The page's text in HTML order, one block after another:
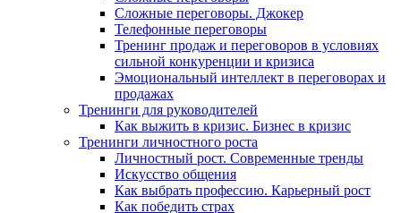
Сложные переговоры. Джокер
Телефонные переговоры
Тренинг продаж и переговоров в условиях
сильной конкуренции и кризиса
Эмоциональный интеллект в переговорах и
продажах
Тренинги для руководителей
Как выжить в кризис. Бизнес в кризис
Тренинги личностного роста
Личностный рост. Современные тренды
Искусство общения
Как выбрать профессию. Карьерный рост
Как победить страх